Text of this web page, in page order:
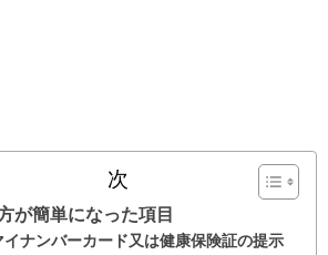
次
が簡単になった項目
ナンバーカード又は健康保険証の提示